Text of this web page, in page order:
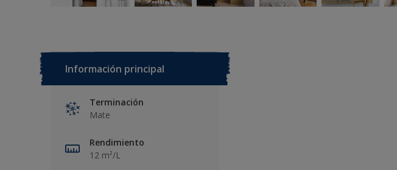
Información principal
Terminación
Mate
Rendimiento
12 m²/L